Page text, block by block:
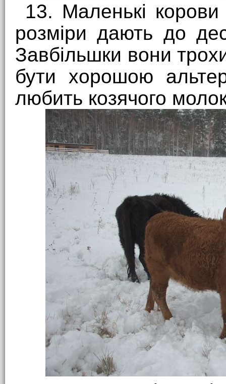
13. Маленькі
розміри дають до
Завбільшки вони
бути хорошою
любить козячого